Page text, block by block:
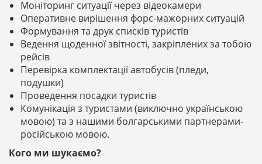
Моніторинг ситуації через відеокамери
Оперативне вирішення форс-мажорних ситуацій
Формування та друк списків туристів
Ведення щоденної звітності, закріплених за тобою
рейсів
Перевірка комплектації автобусів (пледи,
подушки)
Проведення посадки туристів
Комунікація з туристами (виключно українською
мовою) та з нашими болгарськими партнерами-
російською мовою.
Кого ми шукаємо?